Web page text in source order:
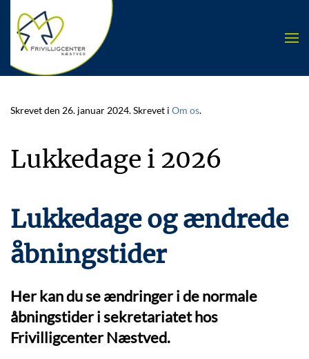
Skip to main content
Skrevet den 26. januar 2024. Skrevet i Om os.
Lukkedage i 2026
Lukkedage og ændrede
åbningstider
Her kan du se ændringer i de normale
åbningstider i sekretariatet hos
Frivilligcenter Næstved.